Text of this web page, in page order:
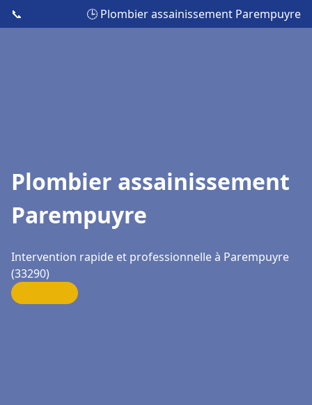
📞 🕒 Plombier assainissement Parempuyre
Plombier assainissement
Parempuyre
Intervention rapide et professionnelle à Parempuyre
(33290)